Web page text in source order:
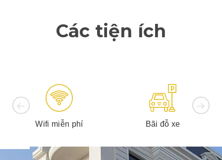
Các tiện ích
Wifi miễn phí Bãi đỗ xe